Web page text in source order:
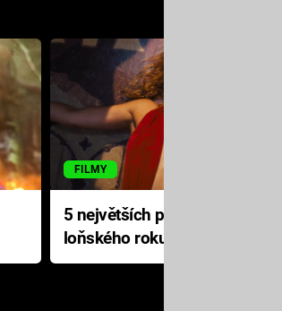
FILMY
5 největších propadáků
loňského roku: Disney na
jediné katastrofě prodělal 200